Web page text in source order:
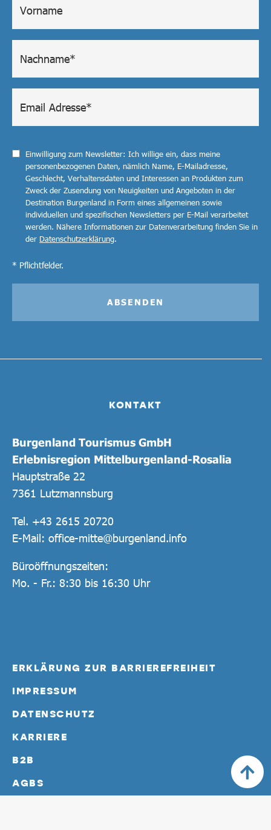
KONTAKT
Burgenland Tourismus GmbH
Erlebnisregion Mittelburgenland-Rosalia
Hauptstraße 22
7361 Lutzmannsburg
Tel. +43 2615 20720
E-Mail: office-mitte@burgenland.info
Büroöffnungszeiten:
Mo. - Fr.: 8:30 bis 16:30 Uhr
ERKLÄRUNG ZUR BARRIEREFREIHEIT
IMPRESSUM
DATENSCHUTZ
KARRIERE
B2B
AGBS
Einwilligung zum Newsletter: Ich willige ein, dass meine
personenbezogenen Daten, nämlich Name, E-Mailadresse,
Geschlecht, Verhaltensdaten und Interessen an Produkten zum
Zweck der Zusendung von Neuigkeiten und Angeboten in der
Destination Burgenland in Form eines allgemeinen sowie
individuellen und spezifischen Newsletters per E-Mail verarbeitet
werden. Nähere Informationen zur Datenverarbeitung finden Sie in
der Datenschutzerklärung.
* Pflichtfelder.
ABSENDEN